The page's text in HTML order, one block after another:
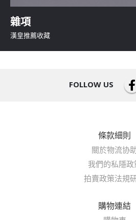
雜項
漢皇推薦收藏
FOLLOW US
條款細則
關於物流协
我們的私隱政
拍賣政策法規
購物連結